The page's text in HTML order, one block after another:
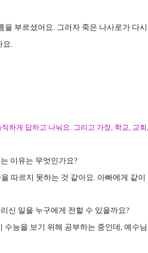
을 부르셨어요. 그러자 죽은 나사로가 다
요.
하게 답하고 나눠요. 그리고 가정, 학교, 교회 ,
이유는 무엇인가요?
따르지 못하는 것 같아요. 아빠에게 같이
신 일을 누구에게 전할 수 있을까요?
수능을 보기 위해 공부하는 중인데, 예수